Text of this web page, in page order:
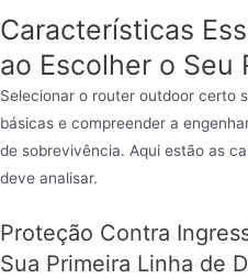
Características
ao Escolher o Seu
Selecionar o router outdoor certo
básicas e compreender a
de sobrevivência. Aqui estão as
deve analisar.
Proteção Contra
Sua Primeira Linha de